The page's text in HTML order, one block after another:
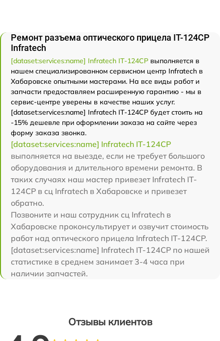
Ремонт разъема оптического прицела IT-124CP
Infratech
[dataset:services:name] Infratech IT-124CP выполняется в
нашем специализированном сервисном центр Infratech в
Хабаровске опытными мастерами. На все виды работ и
запчасти предоставляем расширенную гарантию - мы в
сервис-центре уверены в качестве наших услуг.
[dataset:services:name] Infratech IT-124CP будет стоить на
-15% дешевле при оформлении заказа на сайте через
форму заказа звонка.
[dataset:services:name] Infratech IT-124CP
выполняется на выезде, если не требует большого
оборудования и длительного времени ремонта. В
таких случаях наш мастер привезет Infratech IT-
124CP в сц Infratech в Хабаровске и привезет
обратно.
Позвоните и наш сотрудник сц Infratech в
Хабаровске проконсультирует и озвучит стоимость
работ над оптического прицела Infratech IT-124CP.
[dataset:services:name] Infratech IT-124CP по нашей
статистике в среднем занимает 3-4 часа при
наличии запчастей.
Отзывы клиентов